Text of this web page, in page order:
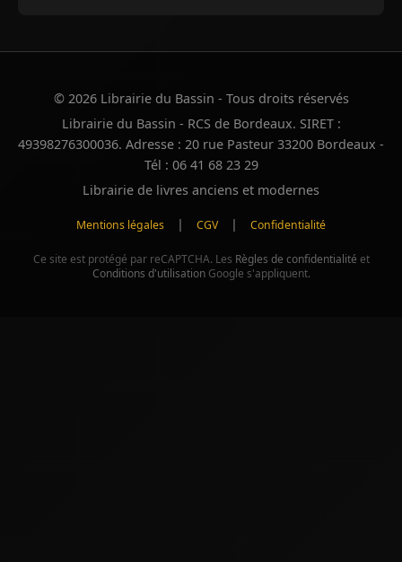
© 2026 Librairie du Bassin - Tous droits réservés
Librairie du Bassin - RCS de Bordeaux. SIRET :
49398276300036. Adresse : 20 rue Pasteur 33200 Bordeaux -
Tél : 06 41 68 23 29
Librairie de livres anciens et modernes
Mentions légales | CGV | Confidentialité
Ce site est protégé par reCAPTCHA. Les Règles de confidentialité et
Conditions d'utilisationGoogle s'appliquent.